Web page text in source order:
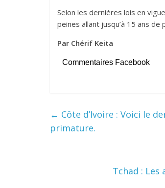
Selon les dernières lois en
peines allant jusqu’à 15 ans de
Par Chérif Keita
Commentaires Facebook
← Côte d’Ivoire : Voici le
primature.
Tchad :